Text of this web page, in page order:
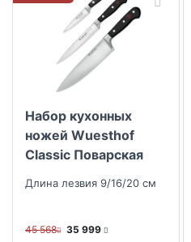
Набор кухонных
ножей Wuesthof
Classic Поварская
Длина лезвия 9/16/20 см
45 568 35 999